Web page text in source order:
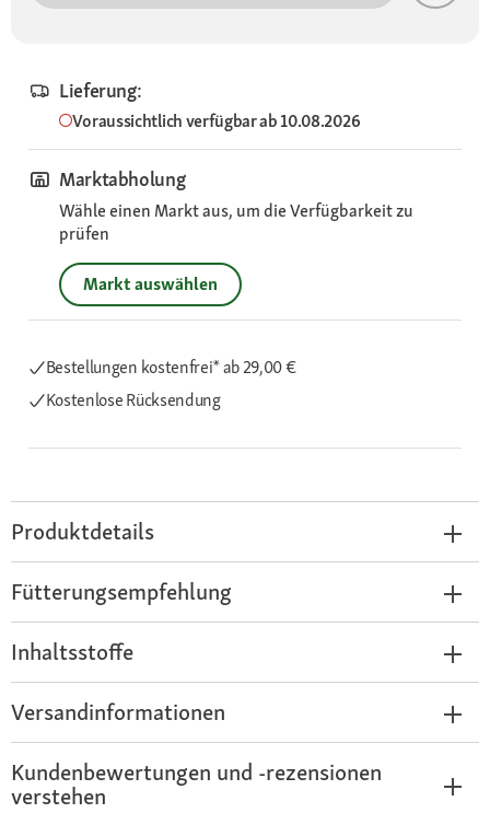
Lieferung:
Voraussichtlich verfügbar ab 10.08.2026
Marktabholung
Wähle einen Markt aus, um die Verfügbarkeit zu
prüfen
Markt auswählen
Bestellungen kostenfrei*ab 29,00 €
Kostenlose Rücksendung
Produktdetails
Fütterungsempfehlung
Inhaltsstoffe
Versandinformationen
Kundenbewertungen und -rezensionen
verstehen